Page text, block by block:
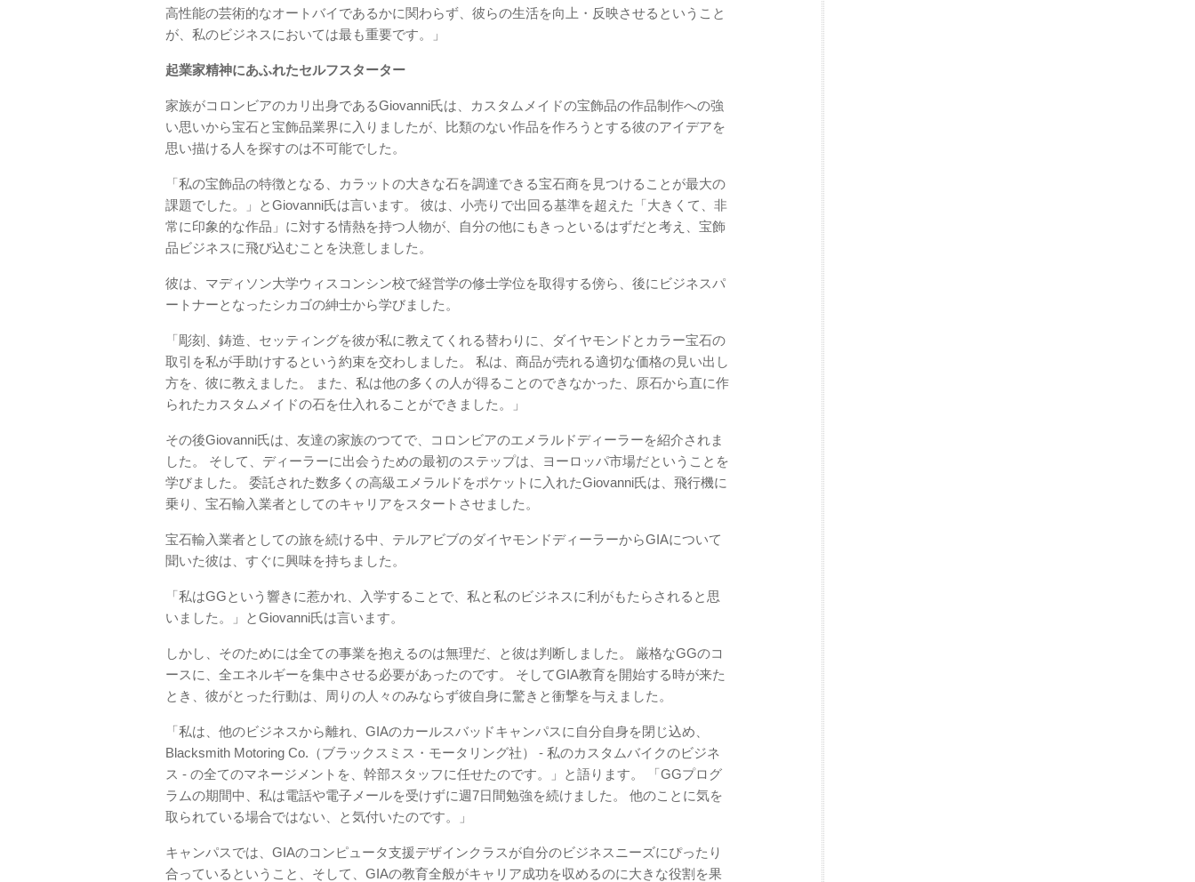
高性能の芸術的なオートバイであるかに関わらず、彼らの生活を向上・反映させるということ
が、私のビジネスにおいては最も重要です。」
起業家精神にあふれたセルフスターター
家族がコロンビアのカリ出身であるGiovanni氏は、カスタムメイドの宝飾品の作品制作への強
い思いから宝石と宝飾品業界に入りましたが、比類のない作品を作ろうとする彼のアイデアを
思い描ける人を探すのは不可能でした。
「私の宝飾品の特徴となる、カラットの大きな石を調達できる宝石商を見つけることが最大の
課題でした。」とGiovanni氏は言います。 彼は、小売りで出回る基準を超えた「大きくて、非
常に印象的な作品」に対する情熱を持つ人物が、自分の他にもきっといるはずだと考え、宝飾
品ビジネスに飛び込むことを決意しました。
彼は、マディソン大学ウィスコンシン校で経営学の修士学位を取得する傍ら、後にビジネスパ
ートナーとなったシカゴの紳士から学びました。
「彫刻、鋳造、セッティングを彼が私に教えてくれる替わりに、ダイヤモンドとカラー宝石の
取引を私が手助けするという約束を交わしました。 私は、商品が売れる適切な価格の見い出し
方を、彼に教えました。 また、私は他の多くの人が得ることのできなかった、原石から直に作
られたカスタムメイドの石を仕入れることができました。」
その後Giovanni氏は、友達の家族のつてで、コロンビアのエメラルドディーラーを紹介されま
した。 そして、ディーラーに出会うための最初のステップは、ヨーロッパ市場だということを
学びました。 委託された数多くの高級エメラルドをポケットに入れたGiovanni氏は、飛行機に
乗り、宝石輸入業者としてのキャリアをスタートさせました。
宝石輸入業者としての旅を続ける中、テルアビブのダイヤモンドディーラーからGIAについて
聞いた彼は、すぐに興味を持ちました。
「私はGGという響きに惹かれ、入学することで、私と私のビジネスに利がもたらされると思
いました。」とGiovanni氏は言います。
しかし、そのためには全ての事業を抱えるのは無理だ、と彼は判断しました。 厳格なGGのコ
ースに、全エネルギーを集中させる必要があったのです。 そしてGIA教育を開始する時が来た
とき​​、彼がとった行動は、周りの人々のみならず彼自身に驚きと衝撃を与えました。
「私は、他のビジネスから離れ、GIAのカールスバッドキャンパスに自分自身を閉じ込め、
Blacksmith Motoring Co.（ブラックスミス・モータリング社） - 私のカスタムバイクのビジネ
ス - の全てのマネージメントを、幹部スタッフに任せたのです。」と語ります。 「GGプログ
ラムの期間中、私は電話や電子メールを受けずに週7日間勉強を続けました。 他のことに気を
取られている場合ではない、と気付いたのです。」
キャンパスでは、GIAのコンピュータ支援デザインクラスが自分のビジネスニーズにぴったり
合っているということ、そして、GIAの教育全般がキャリア成功を収めるのに大きな役割を果